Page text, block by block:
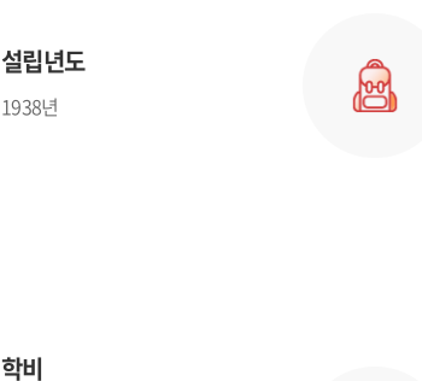
설립년도
1938년
학비